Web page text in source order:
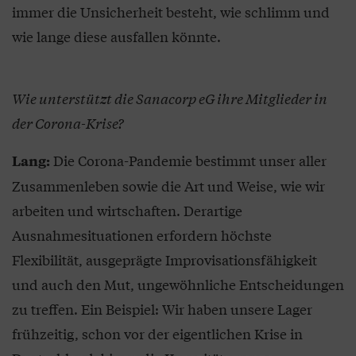
immer die Unsicherheit besteht, wie schlimm und
wie lange diese ausfallen könnte.
Wie unterstützt die Sanacorp eG ihre Mitglieder in
der Corona-Krise?
Lang: Die Corona-Pandemie bestimmt unser aller
Zusammenleben sowie die Art und Weise, wie wir
arbeiten und wirtschaften. Derartige
Ausnahmesituationen erfordern höchste
Flexibilität, ausgeprägte Improvisationsfähigkeit
und auch den Mut, ungewöhnliche Entscheidungen
zu treffen. Ein Beispiel: Wir haben unsere Lager
frühzeitig, schon vor der eigentlichen Krise in